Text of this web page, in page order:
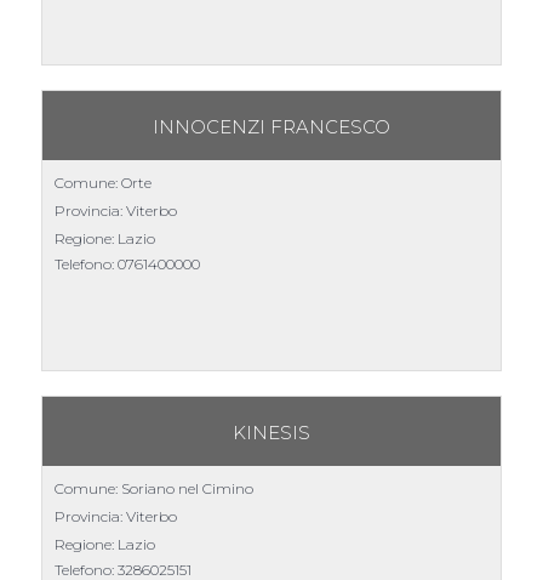
INNOCENZI FRANCESCO
Comune: Orte
Provincia: Viterbo
Regione: Lazio
Telefono: 0761400000
KINESIS
Comune: Soriano nel Cimino
Provincia: Viterbo
Regione: Lazio
Telefono: 3286025151